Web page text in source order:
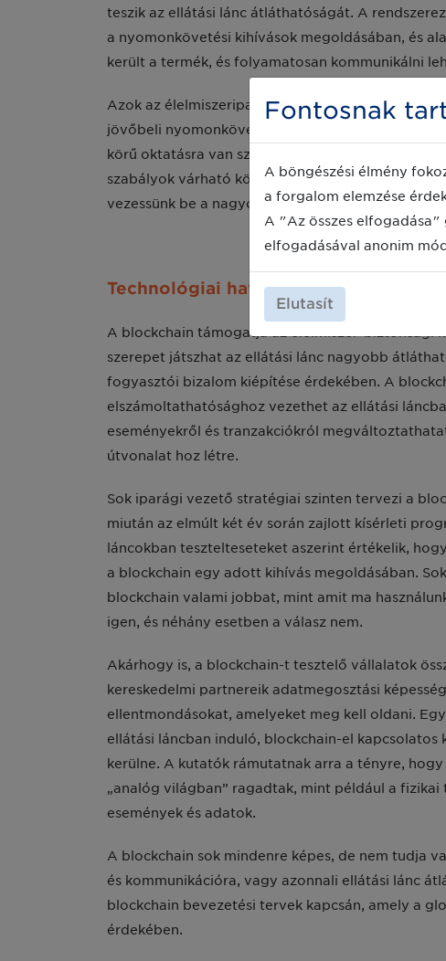
teszik az ellátási lánc átláthatóságát. A
a nyomonkövetési kihívások megoldásában, és
került a termék, és folyamatosan kommunikálni
Azok az élelmiszeriparban érdekelt felek,
jövőbeli nyomonkövetési követelményekre. Az
körű oktatásra van szükség a farmok szintjén
szabályok várható követelménye. Az „egyet
vezessünk be a nagyobb hatékonyság és a
Technológiai hatás: A blockchain
A blockchain támogatja az élelmiszer-biztonsági
szerepet játszhat az ellátási lánc nagyobb
fogyasztói bizalom kiépítése érdekében. A
elszámoltathatósághoz vezethet az ellátási
eseményekről és tranzakciókról
útvonalat hoz létre.
Sok iparági vezető stratégiai szinten tervezi a
miután az elmúlt két év során zajlott kísérleti
láncokban tesztelteseteket aszerint értékelik,
a blockchain egy adott kihívás megoldásában.
blockchain valami jobbat, mint amit ma
igen, és néhány esetben a válasz nem.
Akárhogy is, a blockchain-t tesztelő vállalatok
kereskedelmi partnereik adatmegosztási
ellentmondásokat, amelyeket meg kell oldani.
ellátási láncban induló, blockchain-el kapcsolatos
kerülne. A kutatók rámutatnak arra a tényre,
„analóg világban” ragadtak, mint például a
események és adatok.
A blockchain sok mindenre képes, de nem tudja
és kommunikációra, vagy azonnali ellátási lánc
blockchain bevezetési tervek kapcsán, amely a
érdekében.
Fontosnak
A böngészési élmény
a forgalom elemzése
A "Az összes elfogadása"
elfogadásával anonim
Elutasít